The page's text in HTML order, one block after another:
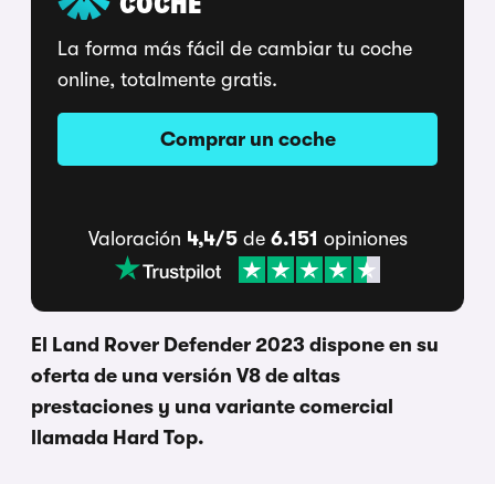
COCHE
La forma más fácil de cambiar tu coche
online, totalmente gratis.
Comprar un coche
Valoración 4,4/5de 6.151 opiniones
El Land Rover Defender 2023 dispone en su
oferta de una versión V8 de altas
prestaciones y una variante comercial
llamada Hard Top.